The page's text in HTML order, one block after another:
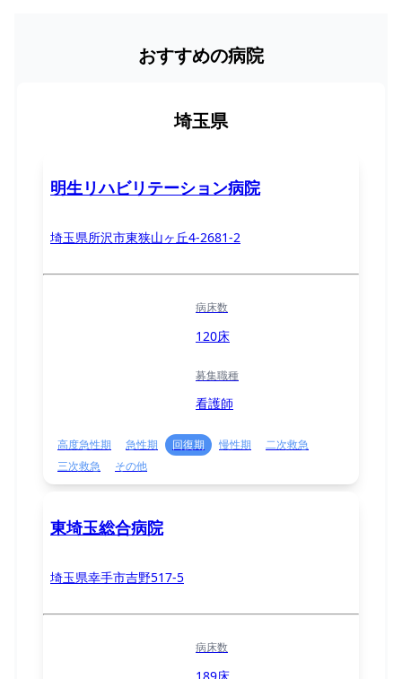
おすすめの病院
埼玉県
明生リハビリテーション病院
埼玉県所沢市東狭山ヶ丘4-2681-2
病床数
120床
募集職種
看護師
高度急性期 急性期 回復期 慢性期
二次救急
三次救急
その他
東埼玉総合病院
埼玉県幸手市吉野517-5
病床数